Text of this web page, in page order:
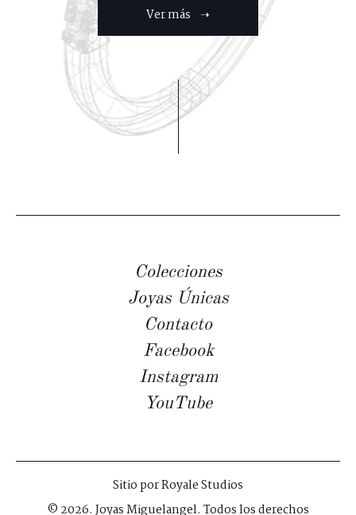
Ver más ➝
Colecciones
Joyas Únicas
Contacto
Facebook
Instagram
YouTube
Sitio porRoyale Studios
© 2026. Joyas Miguelangel. Todos los derechos